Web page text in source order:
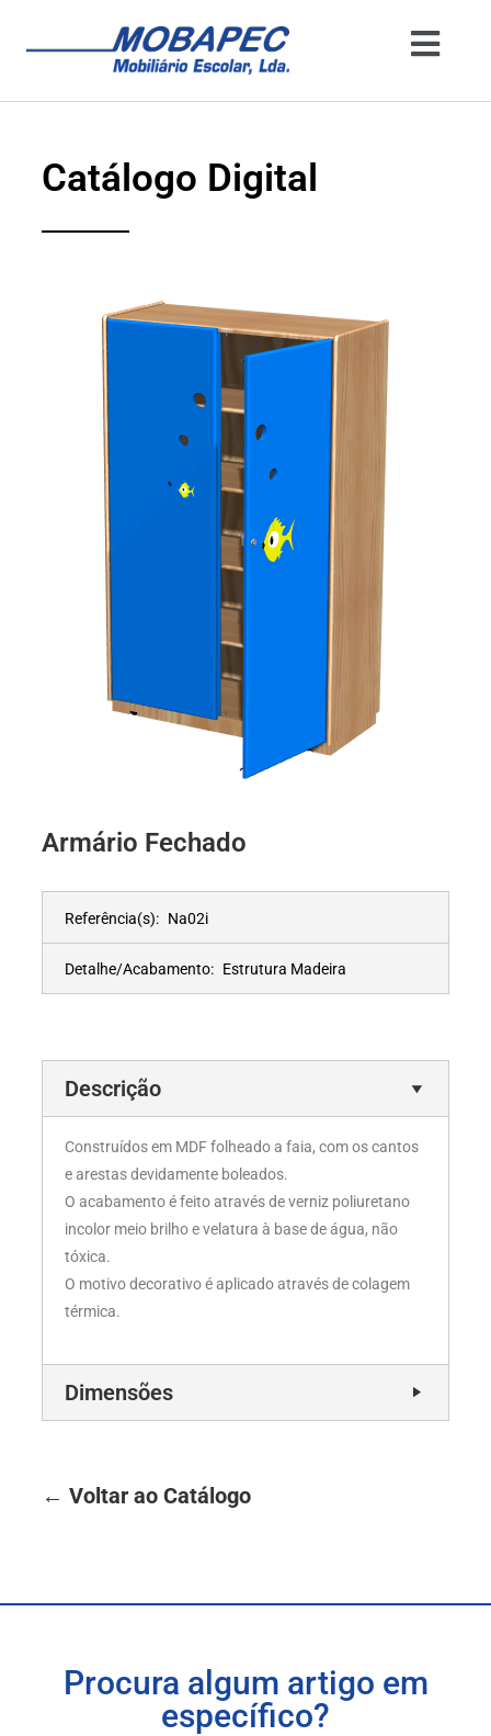
Catálogo Digital
Armário Fechado
Referência(s): Na02i
Detalhe/Acabamento: Estrutura Madeira
Descrição
Construídos em MDF folheado a faia, com os cantos
e arestas devidamente boleados.
O acabamento é feito através de verniz poliuretano
incolor meio brilho e velatura à base de água, não
tóxica.
O motivo decorativo é aplicado através de colagem
térmica.
Dimensões
← Voltar ao Catálogo
Procura algum artigo em
específico?